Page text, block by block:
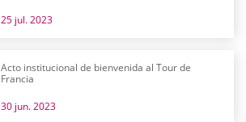
25 jul. 2023
Acto institucional de bienvenida al Tour de
Francia
30 jun. 2023